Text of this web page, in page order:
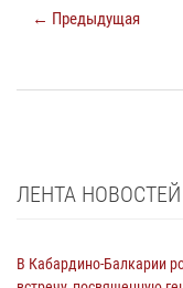
← Предыдущая
ЛЕНТА НОВОСТЕЙ
В Кабардино-Балкарии